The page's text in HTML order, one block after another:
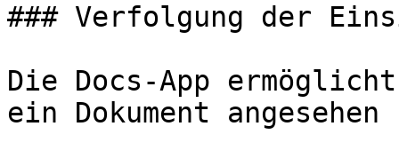
### Verfolgung der
Die Docs-App
ein Dokument